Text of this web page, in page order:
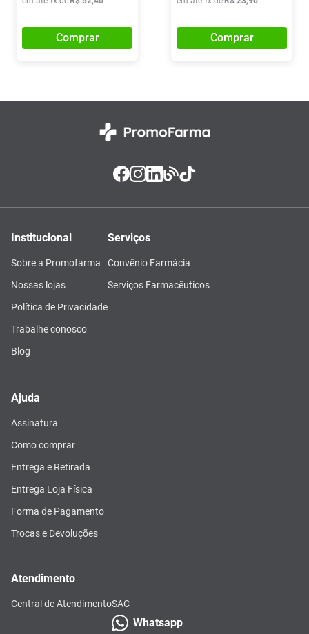
Comprar Comprar
Institucional
Sobre a Promofarma
Nossas lojas
Política de Privacidade
Trabalhe conosco
Blog
Serviços
Convênio Farmácia
Serviços Farmacêuticos
Ajuda
Assinatura
Como comprar
Entrega e Retirada
Entrega Loja Física
Forma de Pagamento
Trocas e Devoluções
Atendimento
Central de AtendimentoSAC
Whatsapp